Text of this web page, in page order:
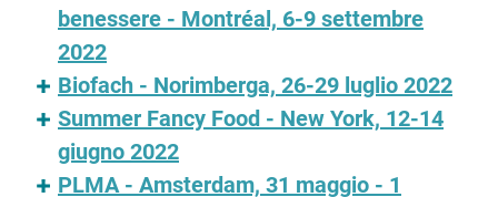
benessere - Montréal, 6-9 settembre
2022
Biofach - Norimberga, 26-29 luglio 2022
Summer Fancy Food - New York, 12-14
giugno 2022
PLMA - Amsterdam, 31 maggio - 1